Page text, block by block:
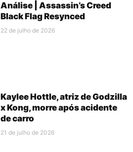
Análise | Assassin’s Creed
Black Flag Resynced
22 de julho de 2026
Kaylee Hottle, atriz de Godzilla
x Kong, morre após acidente
de carro
21 de julho de 2026